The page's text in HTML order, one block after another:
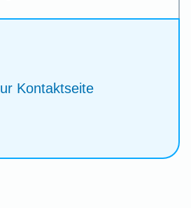
Kontaktseite